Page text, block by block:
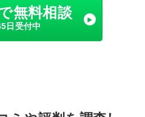
無料相談
日受付中